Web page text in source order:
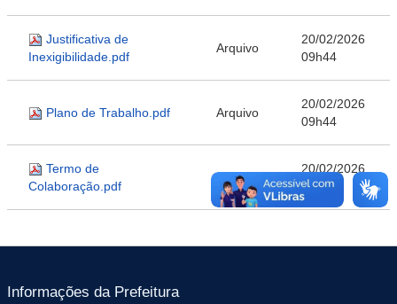
Justificativa de
Inexigibilidade.pdf
Arquivo
20/02/2026
09h44
Plano de Trabalho.pdf Arquivo
20/02/2026
09h44
Termo de
Colaboração.pdf
Arquivo
20/02/2026
09h44
Informações da Prefeitura